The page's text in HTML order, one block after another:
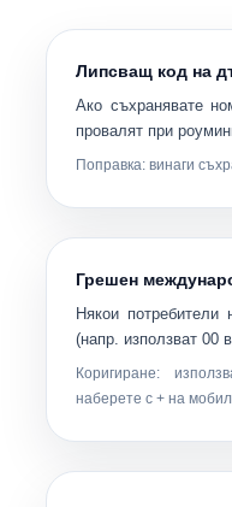
Липсващ код на
Ако съхранявате
провалят при
Поправка: винаги
Грешен
Някои потребители
(напр. използват 00
Коригиране:
наберете с+ на